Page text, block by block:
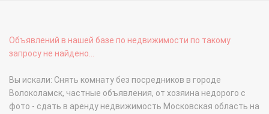
Объявлений в нашей базе по недвижимости по такому
запросу не найдено...
Вы искали: Снять комнату без посредников в городе
Волоколамск, частные объявления, от хозяина недорого с
фото - сдать в аренду недвижимость Московская область на